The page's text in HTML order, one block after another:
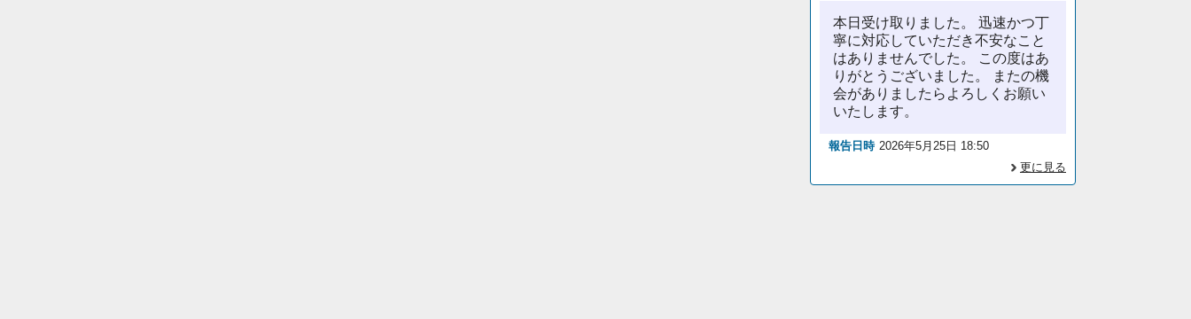
本日受け取りました。 迅速かつ丁
寧に対応していただき不安なこと
はありませんでした。 この度はあ
りがとうございました。 またの機
会がありましたらよろしくお願い
いたします。
報告日時 2026年5月25日 18:50
更に見る